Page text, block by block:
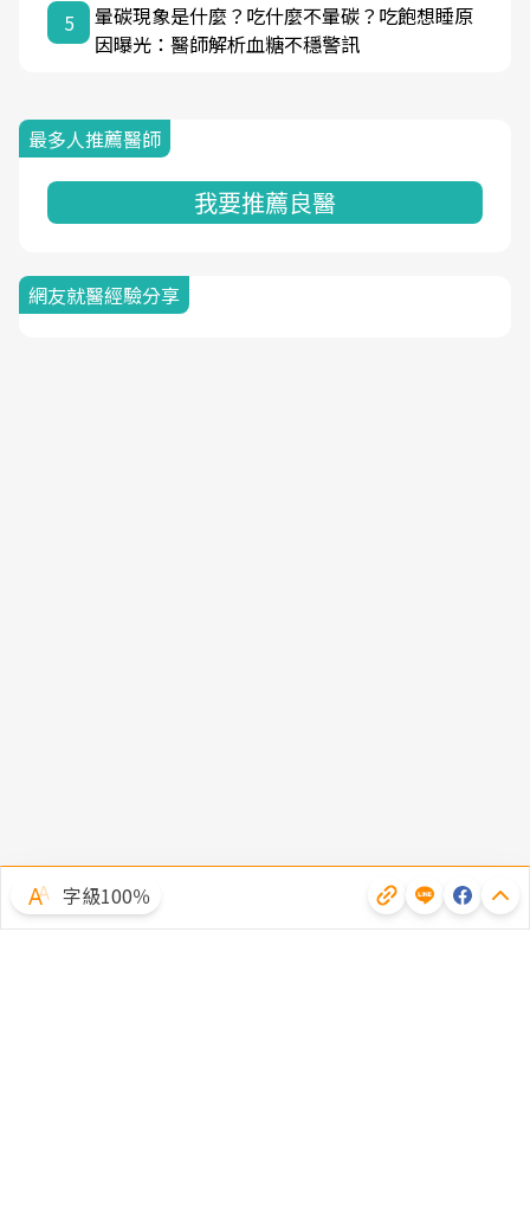
5
暈碳現象是什麼？吃什麼不暈碳？吃飽想睡原
因曝光：醫師解析血糖不穩警訊
最多人推薦醫師
我要推薦良醫
網友就醫經驗分享
字級100％